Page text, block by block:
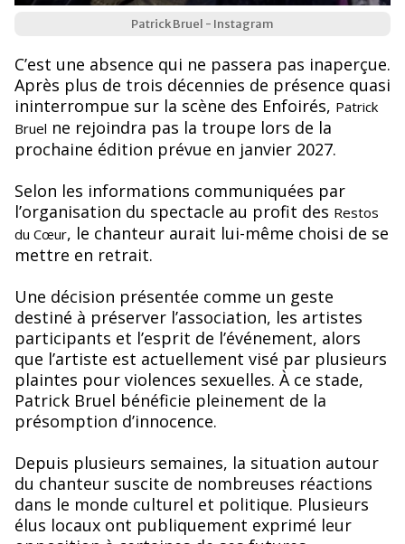
Patrick Bruel - Instagram
C’est une absence qui ne passera pas inaperçue.
Après plus de trois décennies de présence quasi
ininterrompue sur la scène des Enfoirés, Patrick
Bruel ne rejoindra pas la troupe lors de la
prochaine édition prévue en janvier 2027.
Selon les informations communiquées par
l’organisation du spectacle au profit des Restos
du Cœur, le chanteur aurait lui-même choisi de se
mettre en retrait.
Une décision présentée comme un geste
destiné à préserver l’association, les artistes
participants et l’esprit de l’événement, alors
que l’artiste est actuellement visé par plusieurs
plaintes pour violences sexuelles. À ce stade,
Patrick Bruel bénéficie pleinement de la
présomption d’innocence.
Depuis plusieurs semaines, la situation autour
du chanteur suscite de nombreuses réactions
dans le monde culturel et politique. Plusieurs
élus locaux ont publiquement exprimé leur